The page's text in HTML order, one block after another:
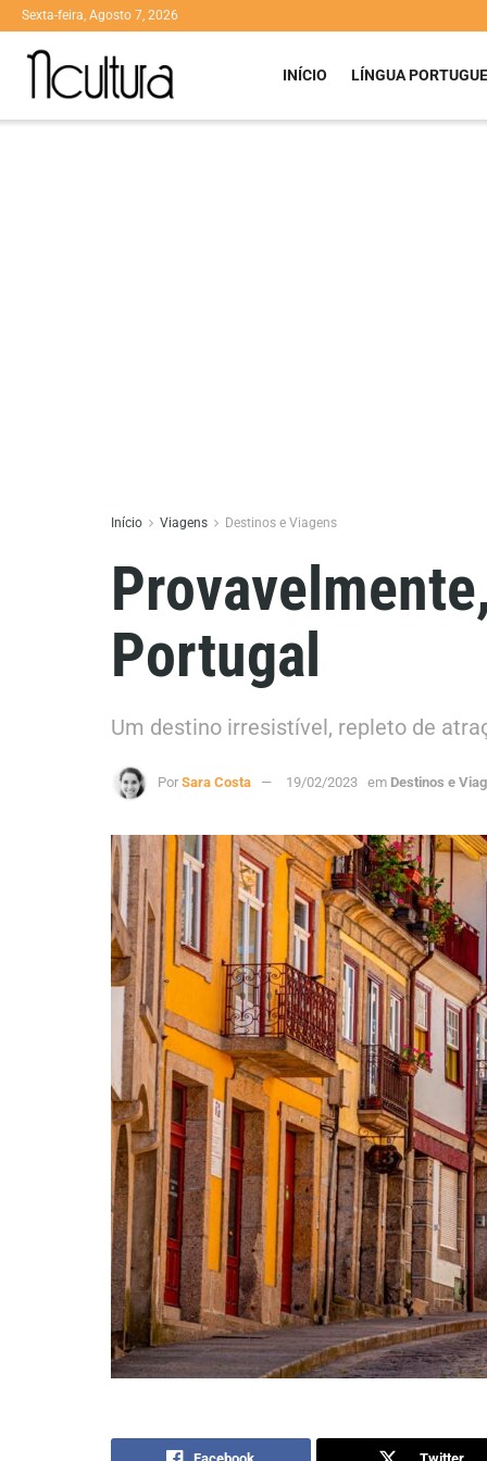
Sexta-feira, Agosto 7, 2026
INÍCIO LÍNGUA
Início Viagens Destinos e Viagens
Portugal
Um destino irresistível, repleto de
Por Sara Costa 19/02/2023 em Destinos e